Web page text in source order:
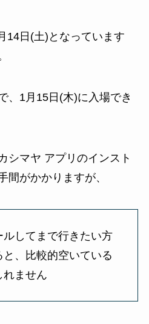
14日(土)となっています
、1月15日(木)に入場でき
シマヤ アプリのインスト
間がかかりますが、
してまで行きたい方
と、比較的空いている
れません